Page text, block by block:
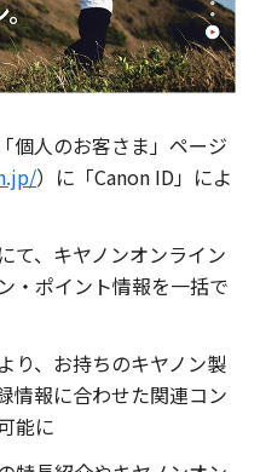
個人のお客さま」ページ
）に「Canon ID」によ
て、キヤノンオンライン
・ポイント情報を一括で
り、お持ちのキヤノン製
情報に合わせた関連コン
能に